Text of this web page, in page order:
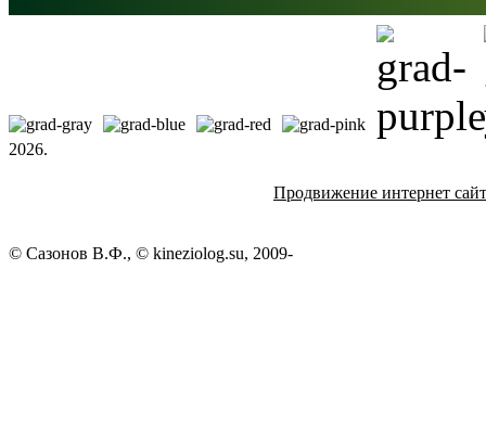
2026.
Продвижение интернет
© Сазонов В.Ф., © kineziolog.su, 2009-